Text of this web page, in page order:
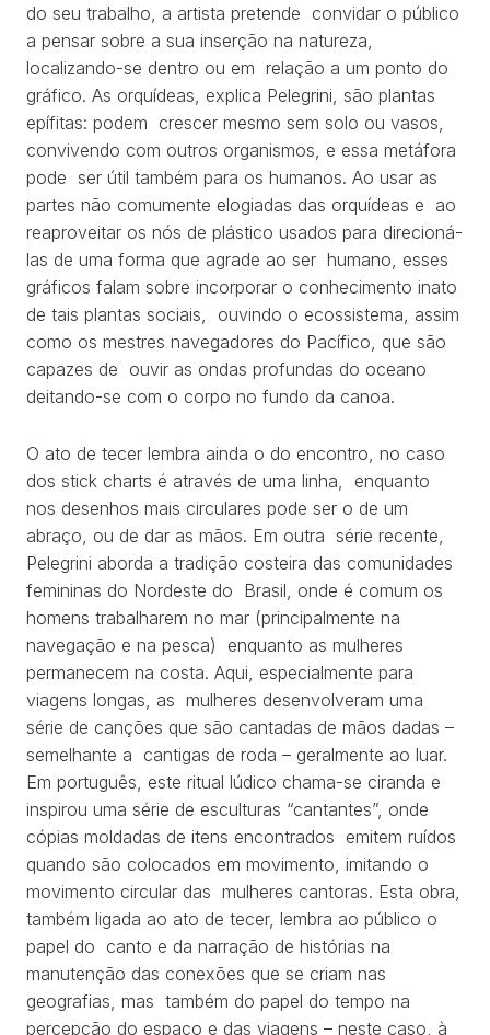
do seu trabalho, a artista pretende convidar o público
a pensar sobre a sua inserção na natureza,
localizando-se dentro ou em relação a um ponto do
gráfico. As orquídeas, explica Pelegrini, são plantas
epífitas: podem crescer mesmo sem solo ou vasos,
convivendo com outros organismos, e essa metáfora
pode ser útil também para os humanos. Ao usar as
partes não comumente elogiadas das orquídeas e ao
reaproveitar os nós de plástico usados para direcioná-
las de uma forma que agrade ao ser humano, esses
gráficos falam sobre incorporar o conhecimento inato
de tais plantas sociais, ouvindo o ecossistema, assim
como os mestres navegadores do Pacífico, que são
capazes de ouvir as ondas profundas do oceano
deitando-se com o corpo no fundo da canoa.
O ato de tecer lembra ainda o do encontro, no caso
dos stick charts é através de uma linha, enquanto
nos desenhos mais circulares pode ser o de um
abraço, ou de dar as mãos. Em outra série recente,
Pelegrini aborda a tradição costeira das comunidades
femininas do Nordeste do Brasil, onde é comum os
homens trabalharem no mar (principalmente na
navegação e na pesca) enquanto as mulheres
permanecem na costa. Aqui, especialmente para
viagens longas, as mulheres desenvolveram uma
série de canções que são cantadas de mãos dadas –
semelhante a cantigas de roda – geralmente ao luar.
Em português, este ritual lúdico chama-se ciranda e
inspirou uma série de esculturas “cantantes”, onde
cópias moldadas de itens encontrados emitem ruídos
quando são colocados em movimento, imitando o
movimento circular das mulheres cantoras. Esta obra,
também ligada ao ato de tecer, lembra ao público o
papel do canto e da narração de histórias na
manutenção das conexões que se criam nas
geografias, mas também do papel do tempo na
percepção do espaço e das viagens – neste caso, à